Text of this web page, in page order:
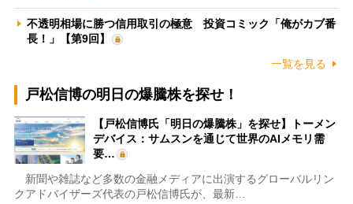
不透明相場に勝つ信用取引の極意 投資コミック「俺がカブ番
長！」【第9回】
一覧を見る
戸松信博の明日の爆騰株を探せ！
【戸松信博氏「明日の爆騰株」を探せ】トーメン
デバイス：サムスンを通じて世界のAIメモリ需
要…
新聞や雑誌など多数の金融メディアに出演するグローバルリン
クアドバイザーズ代表の戸松信博氏が、最新…